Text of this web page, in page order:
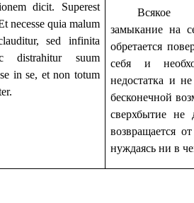
dicit. Superest
necesse quia malum
sed infinita
distrahitur suum
in se, et non totum
Всякое
замыкание на
обретается
себя и
недостатка и
бесконечной
сверхбытие не
возвращается
нуждаясь ни в